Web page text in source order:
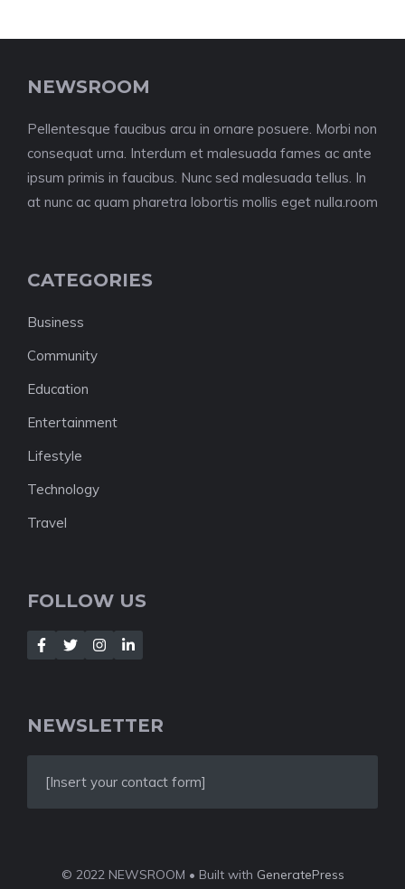
NEWSROOM
Pellentesque faucibus arcu in ornare posuere. Morbi non
consequat urna. Interdum et malesuada fames ac ante
ipsum primis in faucibus. Nunc sed malesuada tellus. In
at nunc ac quam pharetra lobortis mollis eget nulla.room
CATEGORIES
Business
Community
Education
Entertainment
Lifestyle
Technology
Travel
FOLLOW US
NEWSLETTER
[Insert your contact form]
© 2022 NEWSROOM • Built with GeneratePress